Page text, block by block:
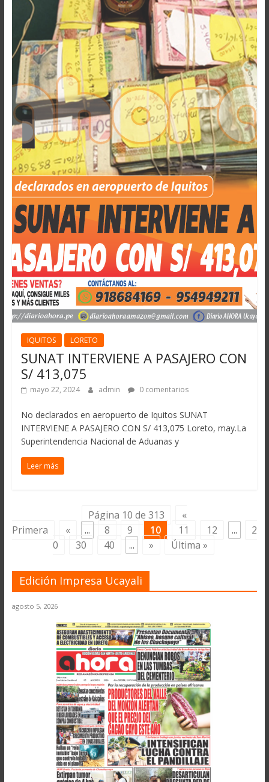
IQUITOS LORETO
SUNAT INTERVIENE A PASAJERO CON
S/ 413,075
mayo 22, 2024 admin 0 comentarios
No declarados en aeropuerto de Iquitos SUNAT
INTERVIENE A PASAJERO CON S/ 413,075 Loreto, may.La
Superintendencia Nacional de Aduanas y
Leer más
Página 10 de 313
«
Primera
« ... 8 9 10 11 12 ...
2
0
30 40 ... » Última »
Edición Impresa Ucayali
agosto 5, 2026